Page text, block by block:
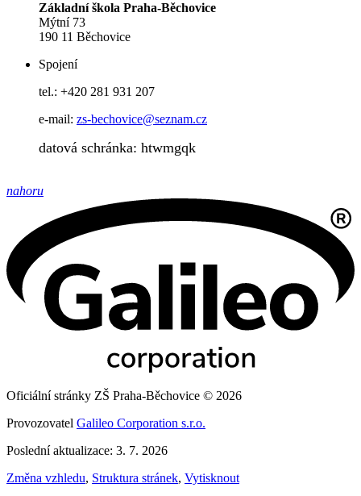
Základní škola Praha-Běchovice
Mýtní 73
190 11 Běchovice
Spojení
tel.: +420 281 931 207
e-mail: zs-bechovice@seznam.cz
datová schránka: htwmgqk
nahoru
Oficiální stránky ZŠ Praha-Běchovice © 2026
Provozovatel Galileo Corporation s.r.o.
Poslední aktualizace: 3. 7. 2026
Změna vzhledu, Struktura stránek, Vytisknout